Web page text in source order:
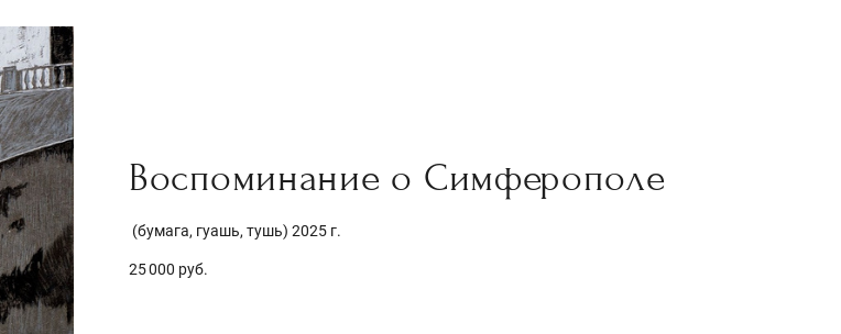
Воспоминание о Симферополе
(бумага, гуашь, тушь) 2025 г.
25 000 руб.